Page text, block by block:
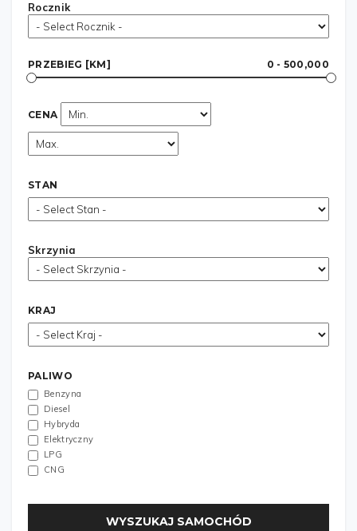
Rocznik
PRZEBIEG [KM] 0 - 500,000
CENA
STAN
Skrzynia
KRAJ
PALIWO
Benzyna
Diesel
Hybryda
Elektryczny
LPG
CNG
WYSZUKAJ SAMOCHÓD